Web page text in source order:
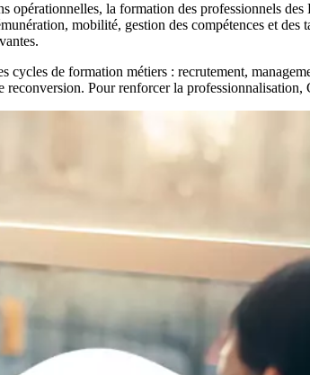
la formation des professionnels
mobilité, gestion des compétences et
de formation métiers : recrutement,
Pour renforcer la